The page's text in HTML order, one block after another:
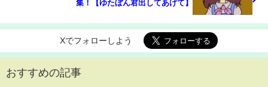
集！【ゆたぼん君出してあげて】
Xでフォローしよう
おすすめの記事